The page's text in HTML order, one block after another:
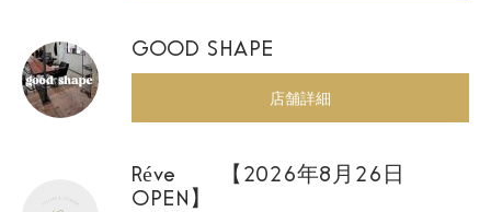
GOOD SHAPE
店舗詳細
Réve 【2026年8月26日
OPEN】